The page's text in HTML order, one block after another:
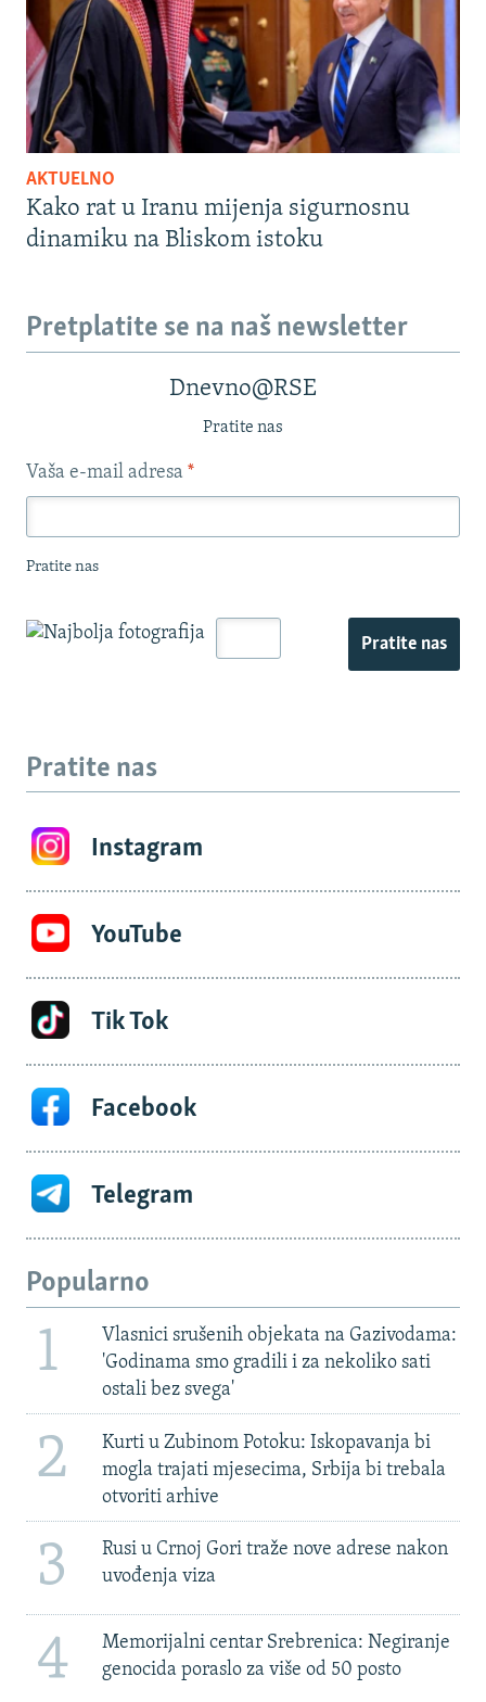
AKTUELNO
Kako rat u Iranu mijenja sigurnosnu
dinamiku na Bliskom istoku
Pretplatite se na naš newsletter
Dnevno@RSE
Pratite nas
Vaša e-mail adresa *
Pratite nas
Pratite nas
Pratite nas
Instagram
YouTube
Tik Tok
Facebook
Telegram
Popularno
1
Vlasnici srušenih objekata na Gazivodama:
'Godinama smo gradili i za nekoliko sati
ostali bez svega'
2
Kurti u Zubinom Potoku: Iskopavanja bi
mogla trajati mjesecima, Srbija bi trebala
otvoriti arhive
3
Rusi u Crnoj Gori traže nove adrese nakon
uvođenja viza
4
Memorijalni centar Srebrenica: Negiranje
genocida poraslo za više od 50 posto